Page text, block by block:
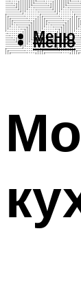
Меню
Меню